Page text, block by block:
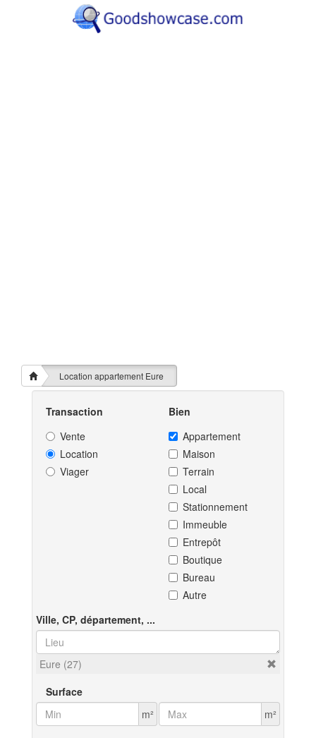
Location appartement Eure
Transaction
Vente
Location
Viager
Bien
Appartement
Maison
Terrain
Local
Stationnement
Immeuble
Entrepôt
Boutique
Bureau
Autre
Ville, CP, département, ...
Eure (27)
Surface
m²
m²